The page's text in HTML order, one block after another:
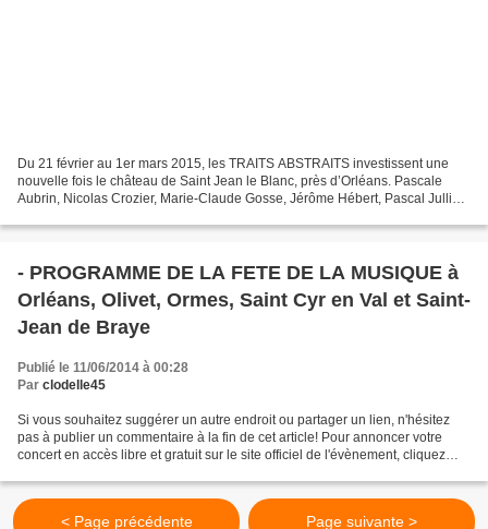
Du 21 février au 1er mars 2015, les TRAITS ABSTRAITS investissent une
nouvelle fois le château de Saint Jean le Blanc, près d’Orléans. Pascale
Aubrin, Nicolas Crozier, Marie-Claude Gosse, Jérôme Hébert, Pascal Jullien,
- PROGRAMME DE LA FETE DE LA MUSIQUE à
Orléans, Olivet, Ormes, Saint Cyr en Val et Saint-
Jean de Braye
Publié le 11/06/2014 à 00:28
Par clodelle45
Si vous souhaitez suggérer un autre endroit ou partager un lien, n'hésitez
pas à publier un commentaire à la fin de cet article! Pour annoncer votre
concert en accès libre et gratuit sur le site officiel de l'évènement, cliquez
< Page précédente Page suivante >